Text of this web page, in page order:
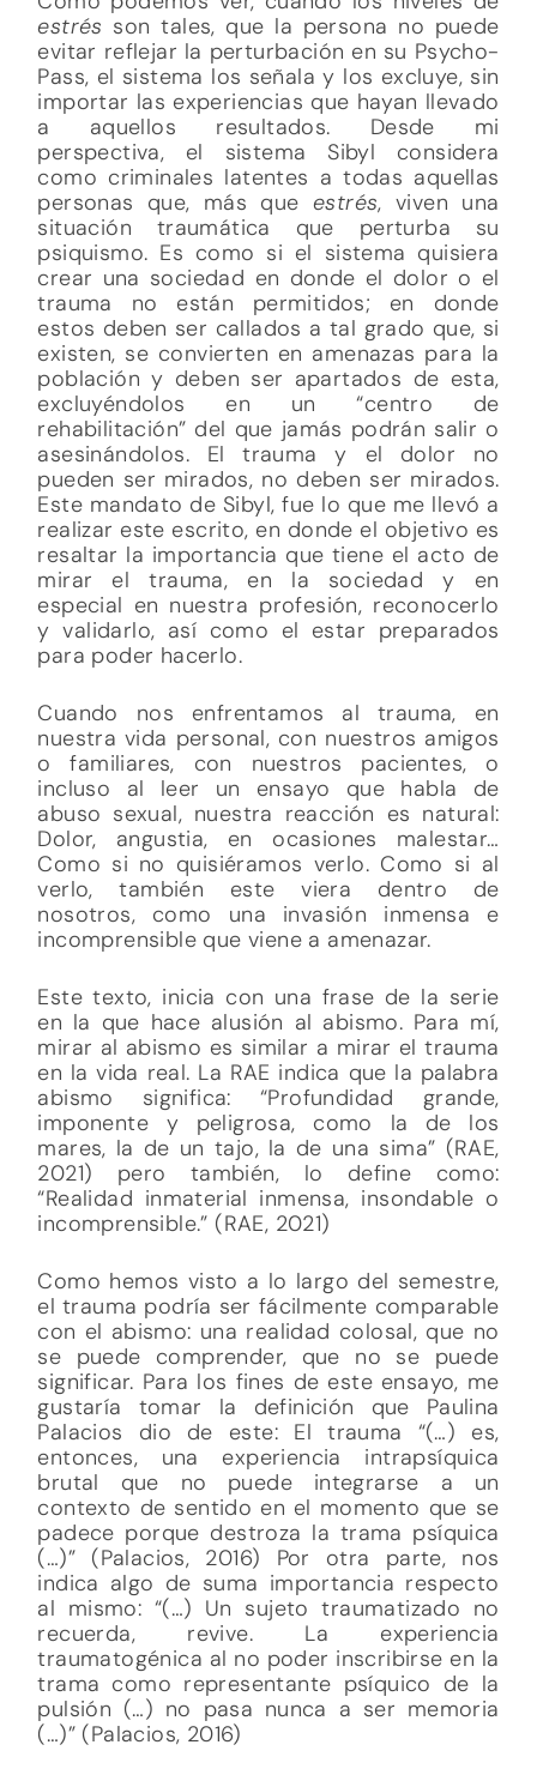
estrés son tales, que la persona no puede
evitar reflejar la perturbación en su Psycho-
Pass, el sistema los señala y los excluye, sin
importar las experiencias que hayan llevado
a aquellos resultados. Desde mi
perspectiva, el sistema Sibyl considera
como criminales latentes a todas aquellas
personas que, más que estrés, viven una
situación traumática que perturba su
psiquismo. Es como si el sistema quisiera
crear una sociedad en donde el dolor o el
trauma no están permitidos; en donde
estos deben ser callados a tal grado que, si
existen, se convierten en amenazas para la
población y deben ser apartados de esta,
excluyéndolos en un “centro de
rehabilitación” del que jamás podrán salir o
asesinándolos. El trauma y el dolor no
pueden ser mirados, no deben ser mirados.
Este mandato de Sibyl, fue lo que me llevó a
realizar este escrito, en donde el objetivo es
resaltar la importancia que tiene el acto de
mirar el trauma, en la sociedad y en
especial en nuestra profesión, reconocerlo
y validarlo, así como el estar preparados
para poder hacerlo.
Cuando nos enfrentamos al trauma, en
nuestra vida personal, con nuestros amigos
o familiares, con nuestros pacientes, o
incluso al leer un ensayo que habla de
abuso sexual, nuestra reacción es natural:
Dolor, angustia, en ocasiones malestar…
Como si no quisiéramos verlo. Como si al
verlo, también este viera dentro de
nosotros, como una invasión inmensa e
incomprensible que viene a amenazar.
Este texto, inicia con una frase de la serie
en la que hace alusión al abismo. Para mí,
mirar al abismo es similar a mirar el trauma
en la vida real. La RAE indica que la palabra
abismo significa: “Profundidad grande,
imponente y peligrosa, como la de los
mares, la de un tajo, la de una sima” (RAE,
2021) pero también, lo define como:
“Realidad inmaterial inmensa, insondable o
incomprensible.” (RAE, 2021)
Como hemos visto a lo largo del semestre,
el trauma podría ser fácilmente comparable
con el abismo: una realidad colosal, que no
se puede comprender, que no se puede
significar. Para los fines de este ensayo, me
gustaría tomar la definición que Paulina
Palacios dio de este: El trauma “(…) es,
entonces, una experiencia intrapsíquica
brutal que no puede integrarse a un
contexto de sentido en el momento que se
padece porque destroza la trama psíquica
(…)” (Palacios, 2016) Por otra parte, nos
indica algo de suma importancia respecto
al mismo: “(…) Un sujeto traumatizado no
recuerda, revive. La experiencia
traumatogénica al no poder inscribirse en la
trama como representante psíquico de la
pulsión (…) no pasa nunca a ser memoria
(…)” (Palacios, 2016)